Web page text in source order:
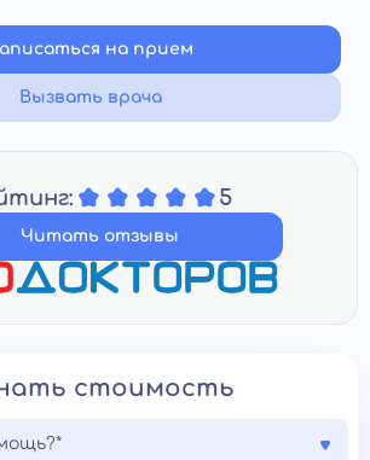
на прием
Вызвать врача
5
Читать отзывы
стоимость